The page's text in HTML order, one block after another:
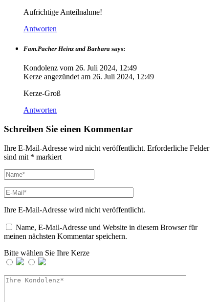
Aufrichtige Anteilnahme!
Antworten
Fam.Pacher Heinz und Barbara says:
Kondolenz vom 26. Juli 2024, 12:49
Kerze angezündet am 26. Juli 2024, 12:49
Kerze-Groß
Antworten
Schreiben Sie einen Kommentar
Ihre E-Mail-Adresse wird nicht veröffentlicht. Erforderliche Felder
sind mit * markiert
Ihre E-Mail-Adresse wird nicht veröffentlicht.
Name, E-Mail-Adresse und Website in diesem Browser für
meinen nächsten Kommentar speichern.
Bitte wählen Sie Ihre Kerze